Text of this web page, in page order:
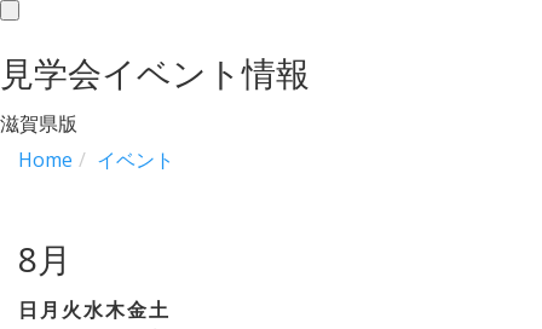
toggle
見学会イベント情報
滋賀県版
Home
イベント
8月
日 月 火水木金土